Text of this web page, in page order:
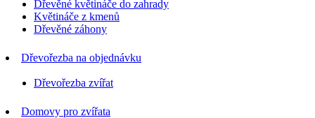
Dřevěné květináče do zahrady
Květináče z kmenů
Dřevěné záhony
Dřevořezba na objednávku
Dřevořezba zvířat
Domovy pro zvířata